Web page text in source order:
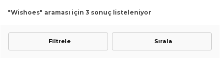
"Wishoes" araması için 3 sonuç listeleniyor
Filtrele Sırala